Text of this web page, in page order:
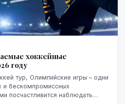
хоккейные
году
тур, Олимпийские игры – одни
и бескомпромиссных
посчастливится наблюдать